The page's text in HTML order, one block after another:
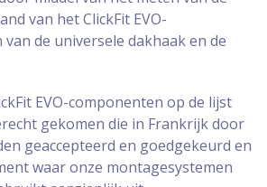
van het ClickFit EVO-
de universele dakhaak en de
EVO-componenten op de lijst
gekomen die in Frankrijk door
geaccepteerd en goedgekeurd en
waar onze montagesystemen